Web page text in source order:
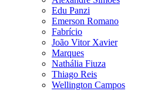
Edu Panzi
Emerson Romano
Fabrício
João Vitor Xavier
Marques
Nathália Fiuza
Thiago Reis
Wellington Campos